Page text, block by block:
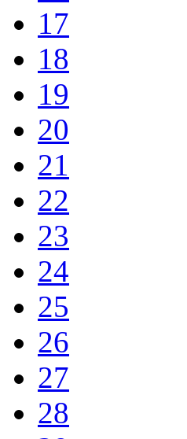
17
18
19
20
21
22
23
24
25
26
27
28